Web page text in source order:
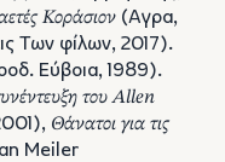
Κοράσιον (Αγρα,
Των φίλων, 2017).
Εύβοια, 1989).
του Allen
Θάνατοι για τις
Meiler